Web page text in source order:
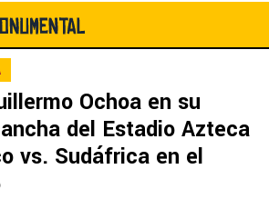
Ochoa en su
del Estadio Azteca
vs. Sudáfrica en el